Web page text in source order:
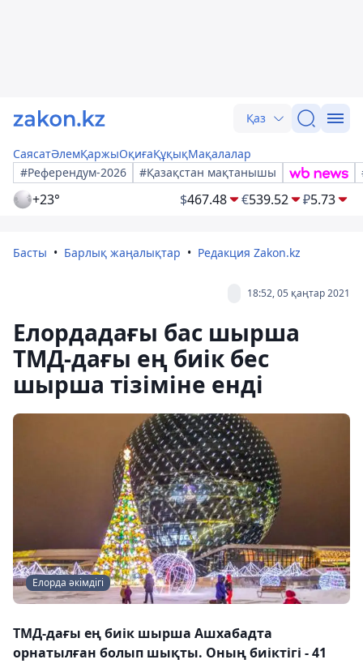
Қаз
СаясатӘлемҚаржыОқиғаҚұқықМақалалар
#Референдум-2026
#Қазақстан мақтанышы
+23° $467.48 €539.52 ₽5.73
Басты Барлық жаңалықтар Редакция Zakon.kz
18:52, 05 қаңтар 2021
Елордадағы бас шырша
ТМД-дағы ең биік бес
шырша тізіміне енді
Елорда әкімдігі
ТМД-дағы ең биік шырша Ашхабадта
орнатылған болып шықты. Оның биіктігі - 41